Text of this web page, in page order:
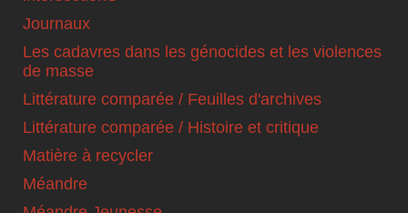
Journaux
Les cadavres dans les génocides et les violences
de masse
Littérature comparée / Feuilles d'archives
Littérature comparée / Histoire et critique
Matière à recycler
Méandre